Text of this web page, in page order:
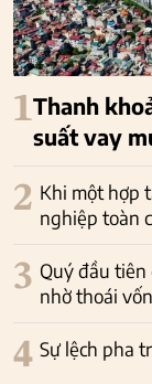
1Thanh
suất vay
2 Khi một hợp
nghiệp toàn
3 Quý đầu
nhờ thoái
4 Sự lệch pha